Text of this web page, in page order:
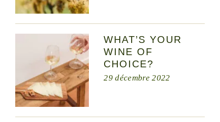
WHAT’S YOUR
WINE OF
CHOICE?
29 décembre 2022